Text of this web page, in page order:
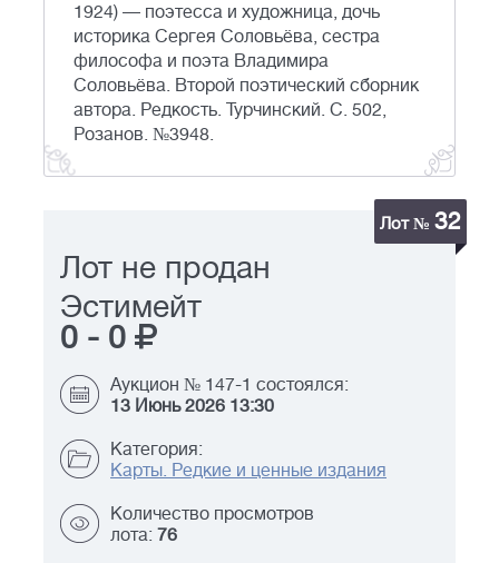
1924) — поэтесса и художница, дочь
историка Сергея Соловьёва, сестра
философа и поэта Владимира
Соловьёва. Второй поэтический сборник
автора. Редкость. Турчинский. С. 502,
Розанов. №3948.
Лот № 32
Лот не продан
Эстимейт
0 - 0
Аукцион № 147-1 состоялся:
13 Июнь 2026 13:30
Категория:
Карты. Редкие и ценные издания
Количество просмотров
лота: 76